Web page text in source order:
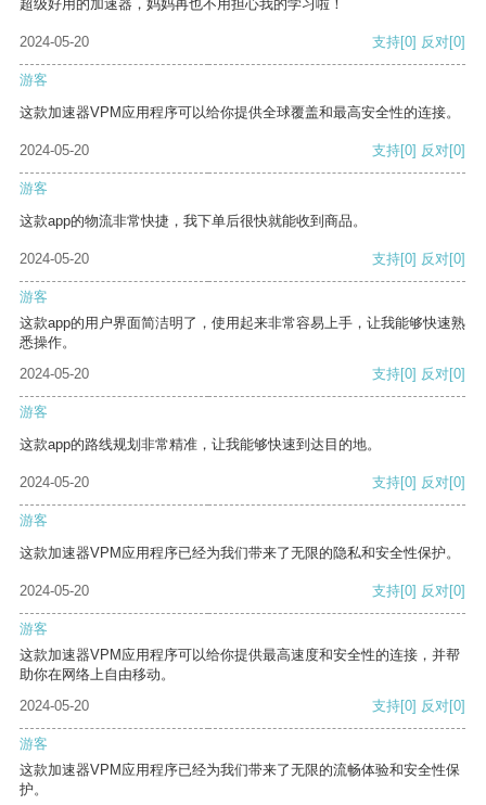
超级好用的加速器，妈妈再也不用担心我的学习啦！
2024-05-20 支持[0] 反对[0]
游客
这款加速器VPM应用程序可以给你提供全球覆盖和最高安全性的连接。
2024-05-20 支持[0] 反对[0]
游客
这款app的物流非常快捷，我下单后很快就能收到商品。
2024-05-20 支持[0] 反对[0]
游客
这款app的用户界面简洁明了，使用起来非常容易上手，让我能够快速熟
悉操作。
2024-05-20
支持[0] 反对[0]
游客
这款app的路线规划非常精准，让我能够快速到达目的地。
2024-05-20 支持[0] 反对[0]
游客
这款加速器VPM应用程序已经为我们带来了无限的隐私和安全性保护。
2024-05-20 支持[0] 反对[0]
游客
这款加速器VPM应用程序可以给你提供最高速度和安全性的连接，并帮
助你在网络上自由移动。
2024-05-20
支持[0] 反对[0]
游客
这款加速器VPM应用程序已经为我们带来了无限的流畅体验和安全性保
护。